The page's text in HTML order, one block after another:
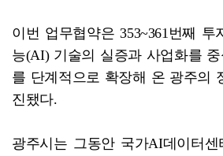
이번 업무협약은 353~361번째 투
능(AI) 기술의 실증과 사업화를
를 단계적으로 확장해 온 광주의
진됐다.
광주시는 그동안 국가AI데이터